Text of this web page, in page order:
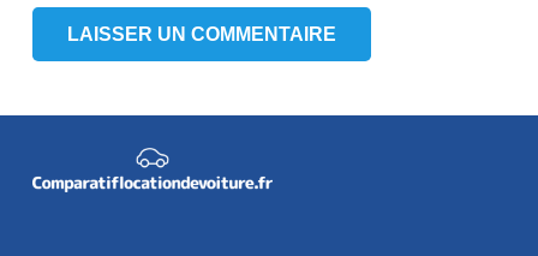
LAISSER UN COMMENTAIRE